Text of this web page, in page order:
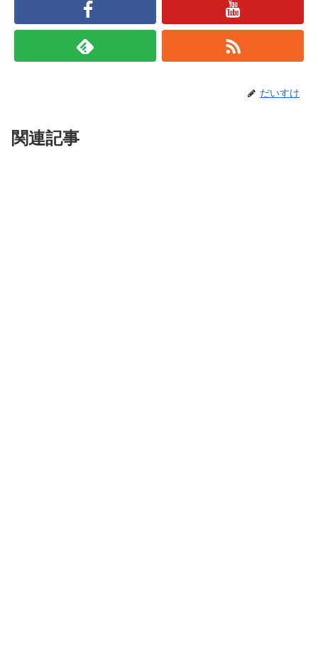
だいすけ
関連記事